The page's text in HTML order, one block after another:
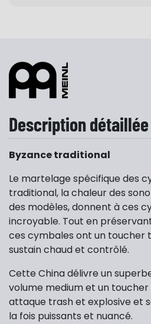
Description détaillée
Byzance traditional
Le martelage spécifique des
traditional, la chaleur des
des modèles, donnent à ces
incroyable. Tout en
ces cymbales ont un toucher
sustain chaud et contrôlé.
Cette China délivre un
volume medium et un
attaque trash et explosive et
la fois puissants et nuancé.